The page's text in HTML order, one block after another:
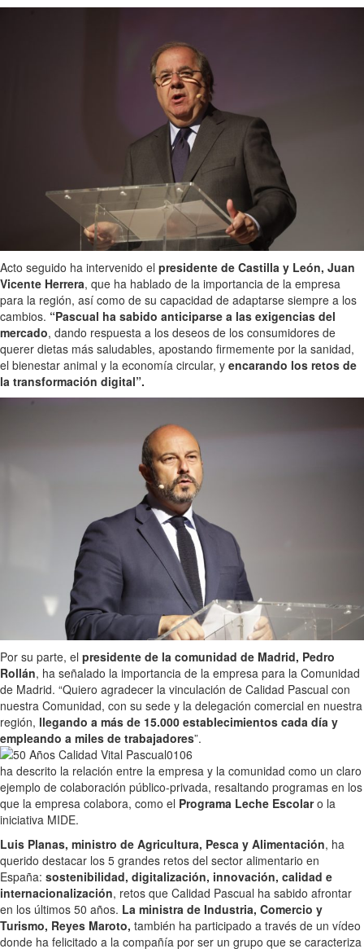
Acto seguido ha intervenido el presidente de Castilla y León, Juan
Vicente Herrera, que ha hablado de la importancia de la empresa
para la región, así como de su capacidad de adaptarse siempre a los
cambios. “Pascual ha sabido anticiparse a las exigencias del
mercado, dando respuesta a los deseos de los consumidores de
querer dietas más saludables, apostando firmemente por la sanidad,
el bienestar animal y la economía circular, y encarando los retos de
la transformación digital”.
Por su parte, el presidente de la comunidad de Madrid, Pedro
Rollán, ha señalado la importancia de la empresa para la Comunidad
de Madrid. “Quiero agradecer la vinculación de Calidad Pascual con
nuestra Comunidad, con su sede y la delegación comercial en nuestra
región, llegando a más de 15.000 establecimientos cada día y
empleando a miles de trabajadores”.
ha descrito la relación entre la empresa y la comunidad como un claro
ejemplo de colaboración público-privada, resaltando programas en los
que la empresa colabora, como el Programa Leche Escolaro la
iniciativa MIDE.
Luis Planas, ministro de Agricultura, Pesca y Alimentación, ha
querido destacar los 5 grandes retos del sector alimentario en
España: sostenibilidad, digitalización, innovación, calidad e
internacionalización, retos que Calidad Pascual ha sabido afrontar
en los últimos 50 años. La ministra de Industria, Comercio y
Turismo, Reyes Maroto, también ha participado a través de un vídeo
donde ha felicitado a la compañía por ser un grupo que se caracteriza